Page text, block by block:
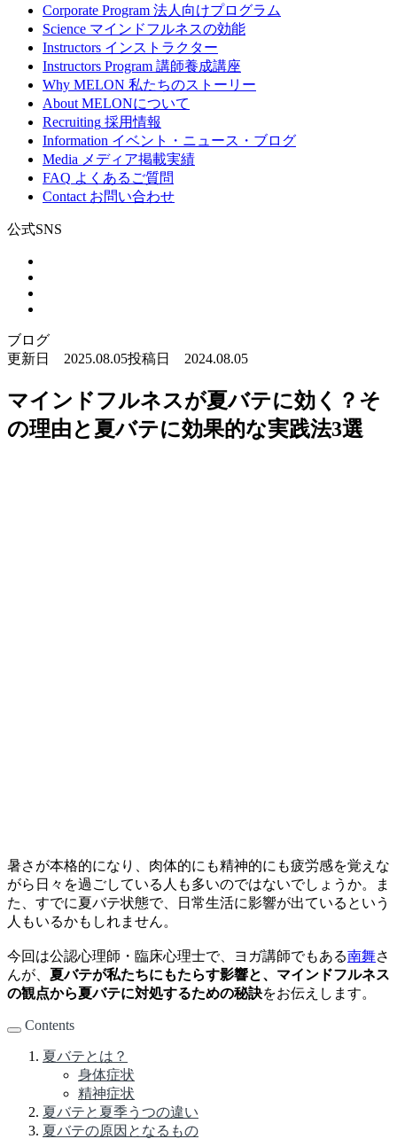
Corporate Program 法人向けプログラム
Science マインドフルネスの効能
Instructors インストラクター
Instructors Program 講師養成講座
Why MELON 私たちのストーリー
About MELONについて
Recruiting 採用情報
Information イベント・ニュース・ブログ
Media メディア掲載実績
FAQ よくあるご質問
Contact お問い合わせ
公式SNS
ブログ
更新日 2025.08.05投稿日 2024.08.05
マインドフルネスが夏バテに効く？そ
の理由と夏バテに効果的な実践法3選
暑さが本格的になり、肉体的にも精神的にも疲労感を覚えな
がら日々を過ごしている人も多いのではないでしょうか。ま
た、すでに夏バテ状態で、日常生活に影響が出ているという
人もいるかもしれません。
今回は公認心理師・臨床心理士で、ヨガ講師でもある南舞さ
んが、 夏バテが私たちにもたらす影響と、マインドフルネス
の観点から夏バテに対処するための秘訣をお伝えします。
Contents
夏バテとは？
身体症状
精神症状
夏バテと夏季うつの違い
夏バテの原因となるもの